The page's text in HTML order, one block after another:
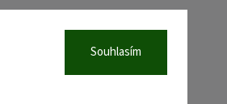
Souhlasím